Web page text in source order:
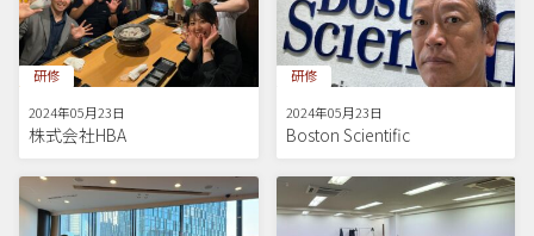
研修
2024年05月23日
株式会社HBA
研修
2024年05月23日
Boston Scientific